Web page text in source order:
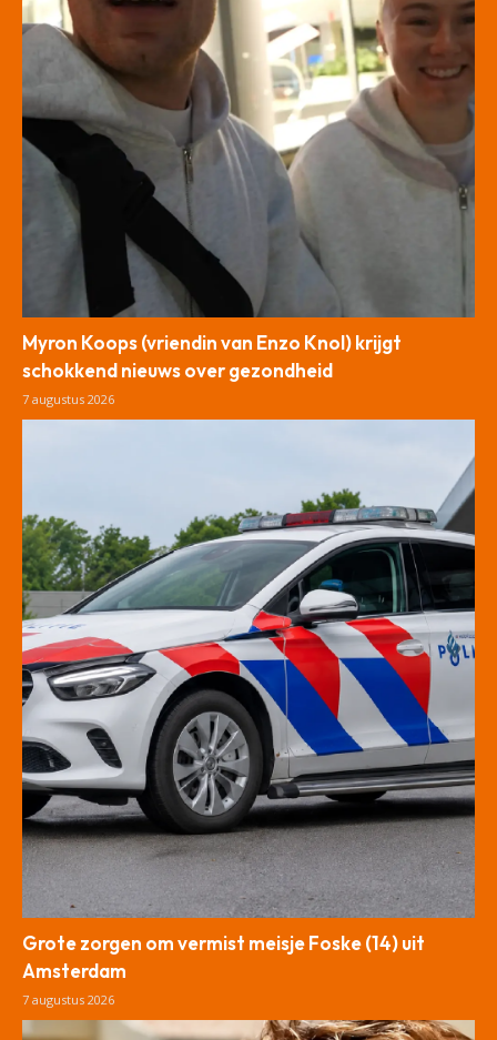
Myron Koops (vriendin van Enzo Knol) krijgt
schokkend nieuws over gezondheid
7 augustus 2026
Grote zorgen om vermist meisje Foske (14) uit
Amsterdam
7 augustus 2026